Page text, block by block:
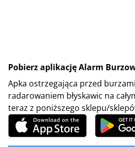
Pobierz aplikację Alarm
Apka ostrzegająca przed
radarowaniem błyskawic na
teraz z poniższego sklepu/